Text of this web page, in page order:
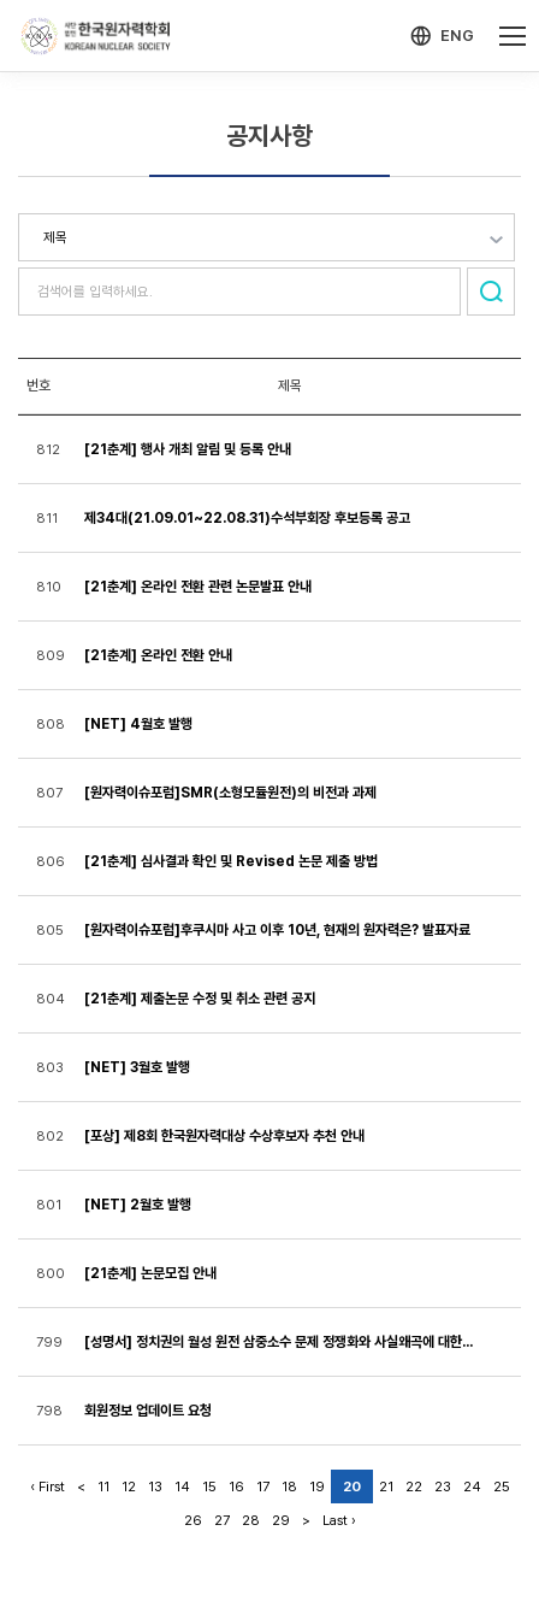
ENG
공지사항
번호 제목
812 [21춘계] 행사 개최 알림 및 등록 안내
811 제34대(21.09.01~22.08.31)수석부회장 후보등록 공고
810 [21춘계] 온라인 전환 관련 논문발표 안내
809 [21춘계] 온라인 전환 안내
808 [NET] 4월호 발행
807 [원자력이슈포럼]SMR(소형모듈원전)의 비전과 과제
806 [21춘계] 심사결과 확인 및 Revised 논문 제출 방법
805 [원자력이슈포럼]후쿠시마 사고 이후 10년, 현재의 원자력은? 발표자료
804 [21춘계] 제출논문 수정 및 취소 관련 공지
803 [NET] 3월호 발행
802 [포상] 제8회 한국원자력대상 수상후보자 추천 안내
801 [NET] 2월호 발행
800 [21춘계] 논문모집 안내
799 [성명서] 정치권의 월성 원전 삼중소수 문제 정쟁화와 사실왜곡에 대한 우려 표명
798 회원정보 업데이트 요청
‹ First < 11 12 13 14 15 16 17 18 19 20 21 22 23 24
25
26
27 28 29 > Last ›